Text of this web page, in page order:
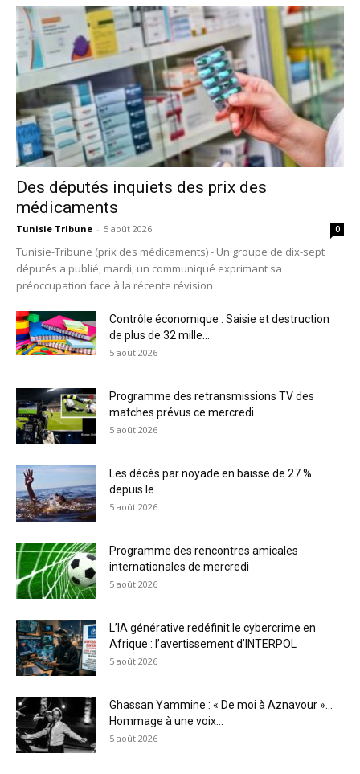
Des députés inquiets des prix des
médicaments
Tunisie Tribune - 5 août 2026 0
Tunisie-Tribune (prix des médicaments) - Un groupe de dix-sept
députés a publié, mardi, un communiqué exprimant sa
préoccupation face à la récente révision
Contrôle économique : Saisie et destruction
de plus de 32 mille...
5 août 2026
Programme des retransmissions TV des
matches prévus ce mercredi
5 août 2026
Les décès par noyade en baisse de 27 %
depuis le...
5 août 2026
Programme des rencontres amicales
internationales de mercredi
5 août 2026
L’IA générative redéfinit le cybercrime en
Afrique : l’avertissement d’INTERPOL
5 août 2026
Ghassan Yammine : « De moi à Aznavour »…
Hommage à une voix...
5 août 2026